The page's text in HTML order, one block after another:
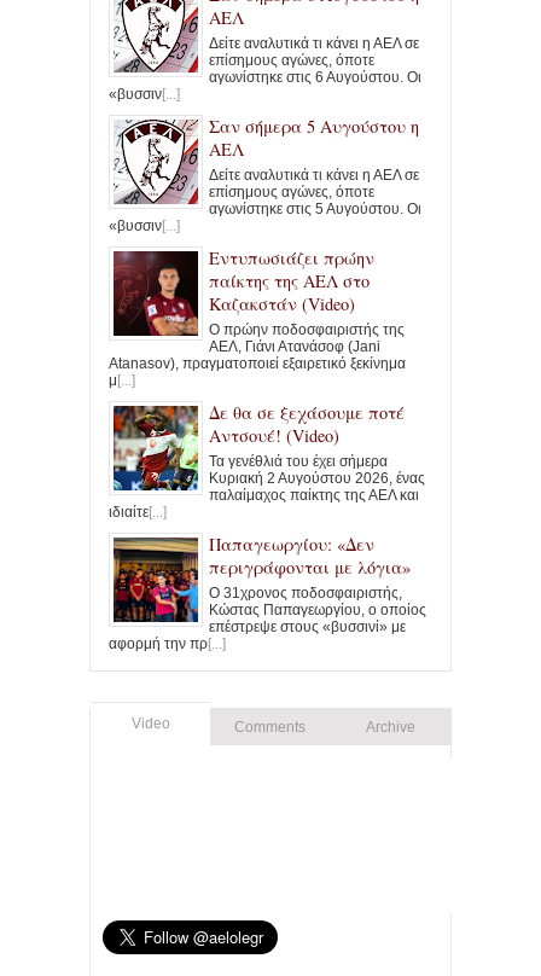
ΑΕΛ
Δείτε αναλυτικά τι κάνει η ΑΕΛ σε
επίσημους αγώνες, όποτε
αγωνίστηκε στις 6 Αυγούστου. Οι
«βυσσιν[...]
Σαν σήμερα 5 Αυγούστου η
ΑΕΛ
Δείτε αναλυτικά τι κάνει η ΑΕΛ σε
επίσημους αγώνες, όποτε
αγωνίστηκε στις 5 Αυγούστου. Οι
«βυσσιν[...]
Εντυπωσιάζει πρώην
παίκτης της ΑΕΛ στο
Καζακστάν (Video)
Ο πρώην ποδοσφαιριστής της
ΑΕΛ, Γιάνι Ατανάσοφ (Jani
Atanasov), πραγματοποιεί εξαιρετικό ξεκίνημα
μ[...]
Δε θα σε ξεχάσουμε ποτέ
Αντσουέ! (Video)
Τα γενέθλιά του έχει σήμερα
Κυριακή 2 Αυγούστου 2026, ένας
παλαίμαχος παίκτης της ΑΕΛ και
ιδιαίτε[...]
Παπαγεωργίου: «Δεν
περιγράφονται με λόγια»
Ο 31χρονος ποδοσφαιριστής,
Κώστας Παπαγεωργίου, ο οποίος
επέστρεψε στους «βυσσινί» με
αφορμή την πρ[...]
Video Comments Archive